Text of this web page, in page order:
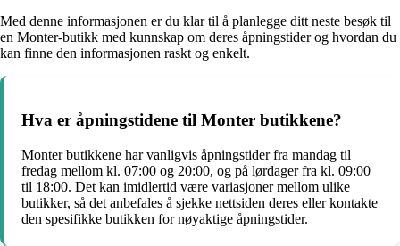
Med denne informasjonen er du klar til å planlegge ditt neste besøk til
en Monter-butikk med kunnskap om deres åpningstider og hvordan du
kan finne den informasjonen raskt og enkelt.
Hva er åpningstidene til Monter butikkene?
Monter butikkene har vanligvis åpningstider fra mandag til
fredag mellom kl. 07:00 og 20:00, og på lørdager fra kl. 09:00
til 18:00. Det kan imidlertid være variasjoner mellom ulike
butikker, så det anbefales å sjekke nettsiden deres eller kontakte
den spesifikke butikken for nøyaktige åpningstider.